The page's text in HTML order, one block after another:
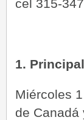
cel 315-
1.
Miércoles
de Canadá